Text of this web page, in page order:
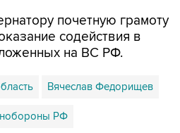
почетную грамоту
содействия в
на ВС РФ.
Вячеслав Федорищев
РФ